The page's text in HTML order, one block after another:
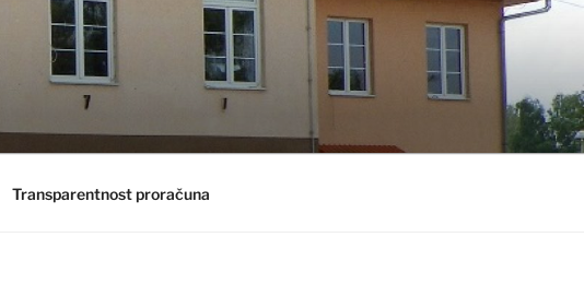
Transparentnost proračuna